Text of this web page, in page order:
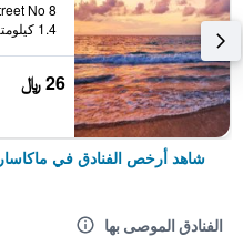
1.4 كيلومتر عن وسط المدينة
26 ﷼
شاهد أرخص الفنادق في ماكاسار
الفنادق الموصى بها